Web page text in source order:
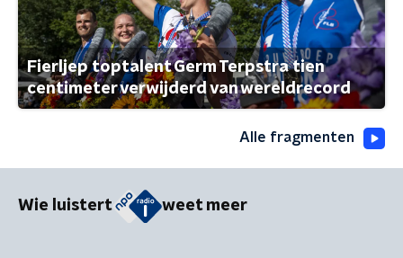
Fierljep toptalent Germ Terpstra tien
centimeter verwijderd van wereldrecord
Alle fragmenten
Wie luistert weet meer